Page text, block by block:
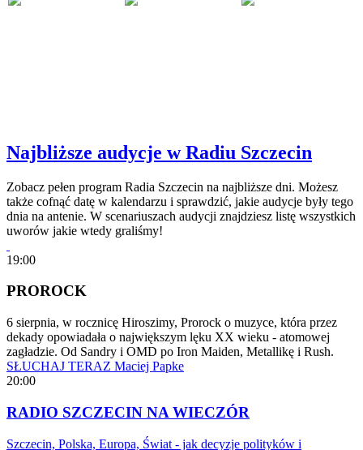
Najbliższe audycje w Radiu Szczecin
Zobacz pełen program Radia Szczecin na najbliższe dni. Możesz
także cofnąć datę w kalendarzu i sprawdzić, jakie audycje były tego
dnia na antenie. W scenariuszach audycji znajdziesz listę wszystkich
uworów jakie wtedy graliśmy!
19:00
PROROCK
6 sierpnia, w rocznicę Hiroszimy, Prorock o muzyce, która przez
dekady opowiadała o największym lęku XX wieku - atomowej
zagładzie. Od Sandry i OMD po Iron Maiden, Metallikę i Rush.
SŁUCHAJ TERAZ Maciej Papke
20:00
RADIO SZCZECIN NA WIECZÓR
Szczecin, Polska, Europa, Świat - jak decyzje polityków i